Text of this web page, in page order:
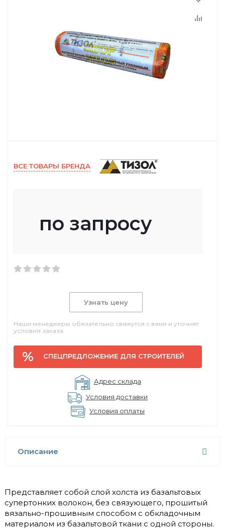
ВСЕ ТОВАРЫ БРЕНДА
по запросу
Узнать цену
Наши менеджеры обязательно свяжутся с вами и уточнят
условия заказа
СПЕЦПРЕДЛОЖЕНИЕ ДЛЯ СТРОИТЕЛЕЙ
Адрес склада
Условия доставки
Условия оплаты
Описание
Представляет собой слой холста из базальтовых
супертонких волокон, без связующего, прошитый
вязально-прошивным способом с обкладочным
материалом из базальтовой ткани с одной стороны.